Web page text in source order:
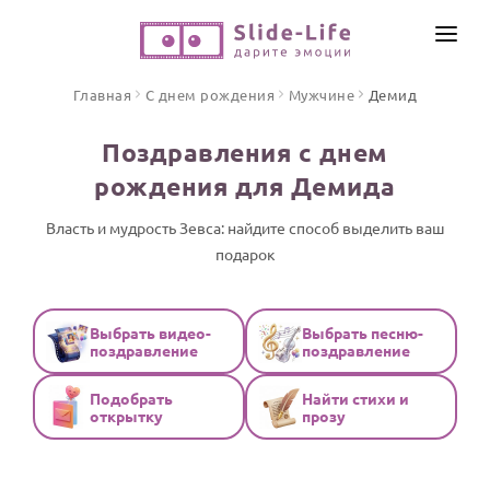
ПО ФОРМАТУ
Видео поздравления
Стихи и тексты
ПРАЗДНИКИ
С Днем рождения
ИНСТРУМЕНТЫ
ОТЗЫВЫ
Главная С днем рождения Мужчине Демид
Поздравления с днем
рождения для Демида
Власть и мудрость Зевса: найдите способ выделить ваш
подарок
Выбрать видео-
поздравление
Выбрать песню-
поздравление
Подобрать
открытку
Найти стихи и
прозу